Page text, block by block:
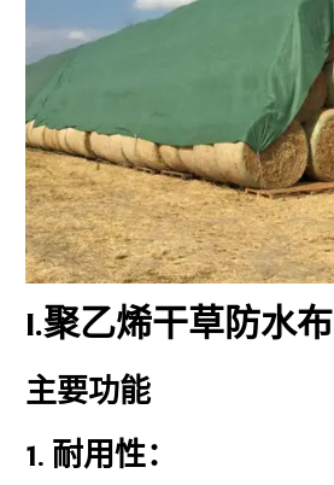
I.聚乙烯干草防水布
主要功能
1. 耐用性：